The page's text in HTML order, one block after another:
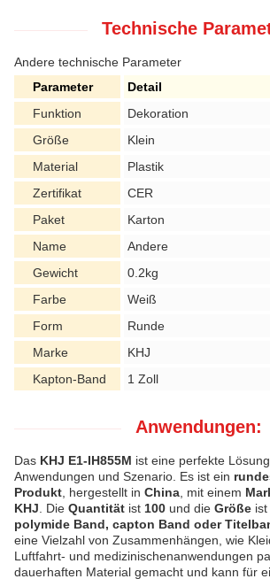
Technische
Andere technische Parameter
Parameter
Detail
Funktion
Dekoration
Größe
Klein
Material
Plastik
Zertifikat
CER
Paket
Karton
Name
Andere
Gewicht
0.2kg
Farbe
Weiß
Form
Runde
Marke
KHJ
Kapton-Band
1 Zoll
Anwendungen:
Das KHJ E1-IH855M ist eine perfekte
Anwendungen und Szenario. Es ist ein
Produkt , hergestellt in China , mit einem
KHJ . Die Quantität ist 100 und die Größe ist
polymide Band, capton Band oder
eine Vielzahl von Zusammenhängen, wie
Luftfahrt- und medizinischenanwendungen
dauerhaften Material gemacht und kann für